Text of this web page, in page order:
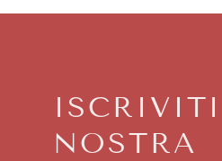
NOSTRA